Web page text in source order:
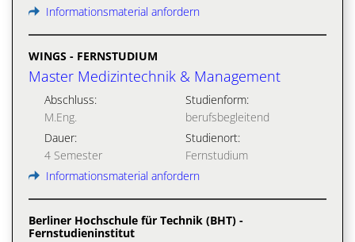
Informationsmaterial anfordern
WINGS - FERNSTUDIUM
Master Medizintechnik & Management
Abschluss:
M.Eng.
Studienform:
berufsbegleitend
Dauer:
4 Semester
Studienort:
Fernstudium
Informationsmaterial anfordern
Berliner Hochschule für Technik (BHT) -
Fernstudieninstitut